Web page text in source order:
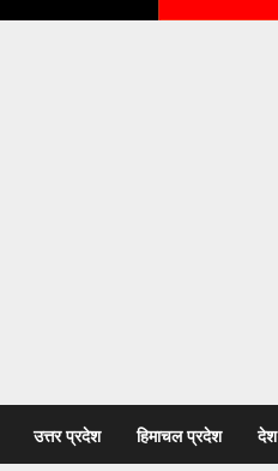
उत्तर प्रदेश हिमाचल प्रदेश